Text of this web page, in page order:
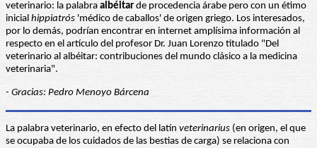
veterinario: la palabra albéitar de procedencia árabe pero con un étimo
inicial hippiatrós 'médico de caballos' de origen griego. Los interesados,
por lo demás, podrían encontrar en internet amplísima información al
respecto en el artículo del profesor Dr. Juan Lorenzo titulado "Del
veterinario al albéitar: contribuciones del mundo clásico a la medicina
veterinaria".
- Gracias: Pedro Menoyo Bárcena
La palabra veterinario, en efecto del latín veterinarius (en origen, el que
se ocupaba de los cuidados de las bestias de carga) se relaciona con